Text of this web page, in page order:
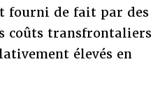
fourni de fait par des
coûts transfrontaliers
élevés en